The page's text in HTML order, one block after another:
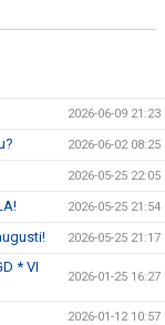
2026-06-09 21:23
2026-06-02 08:25
2026-05-25 22:05
2026-05-25 21:54
2026-05-25 21:17
* VI
2026-01-25 16:27
2026-01-12 10:57